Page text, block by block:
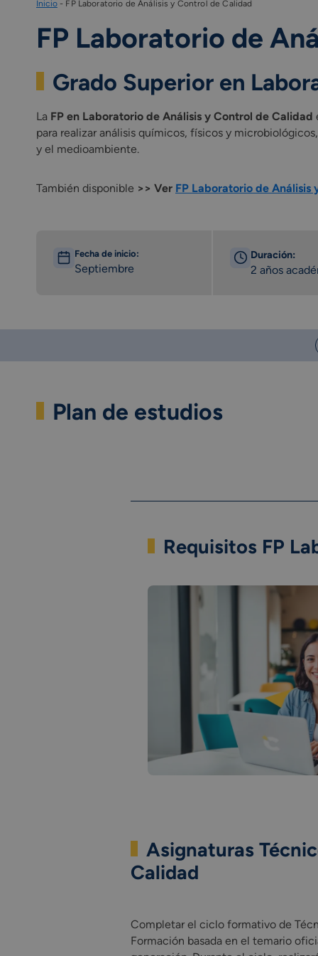
Inicio- FP Laboratorio de Análisis y Control de Calidad
FP Laboratorio de
Grado Superior en
La FP en Laboratorio de Análisis y Control de Calidad
para realizar análisis químicos, físicos y
y el medioambiente.
También disponible >> Ver FP Laboratorio de Análisis
Fecha de inicio:
Septiembre
Duración:
2 años
Plan de estudios
Requisitos FP
Asignaturas
Calidad
Completar el ciclo formativo de
Formación basada en el temario